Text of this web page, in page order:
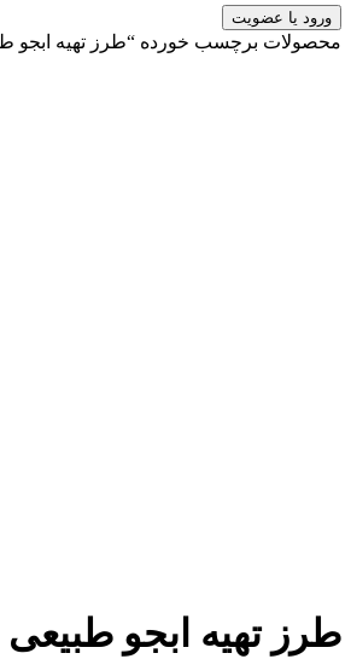
محصولات برچسب خورده “طرز تهیه ابجو
طرز تهیه ابجو طبیعی